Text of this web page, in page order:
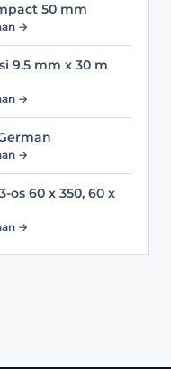
50 mm
→
9.5 mm x 30 m
→
→
os 60 x 350, 60 x
→